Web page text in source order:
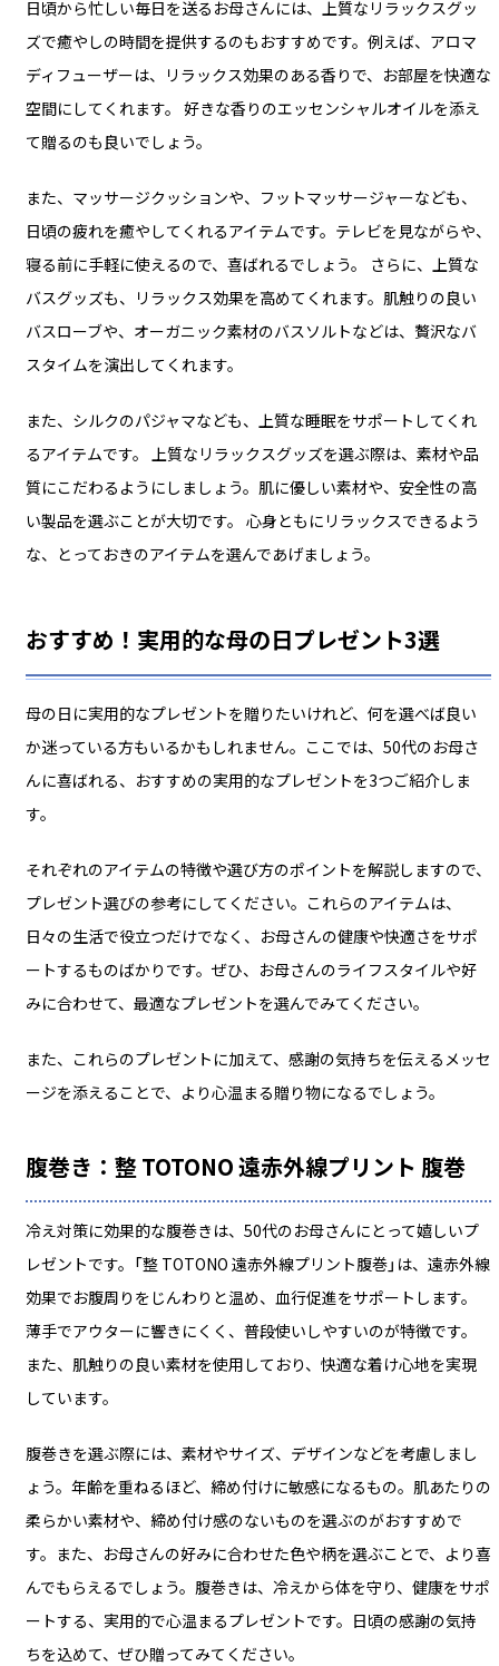
日頃から忙しい毎日を送るお母さんには、上質なリラックスグッ
ズで癒やしの時間を提供するのもおすすめです。例えば、アロマ
ディフューザーは、リラックス効果のある香りで、お部屋を快適な
空間にしてくれます。 好きな香りのエッセンシャルオイルを添え
て贈るのも良いでしょう。
また、マッサージクッションや、フットマッサージャーなども、
日頃の疲れを癒やしてくれるアイテムです。テレビを見ながらや、
寝る前に手軽に使えるので、喜ばれるでしょう。 さらに、上質な
バスグッズも、リラックス効果を高めてくれます。肌触りの良い
バスローブや、オーガニック素材のバスソルトなどは、贅沢なバ
スタイムを演出してくれます。
また、シルクのパジャマなども、上質な睡眠をサポートしてくれ
るアイテムです。 上質なリラックスグッズを選ぶ際は、素材や品
質にこだわるようにしましょう。肌に優しい素材や、安全性の高
い製品を選ぶことが大切です。 心身ともにリラックスできるよう
な、とっておきのアイテムを選んであげましょう。
おすすめ！実用的な母の日プレゼント3選
母の日に実用的なプレゼントを贈りたいけれど、何を選べば良い
か迷っている方もいるかもしれません。ここでは、50代のお母さ
んに喜ばれる、おすすめの実用的なプレゼントを3つご紹介しま
す。
それぞれのアイテムの特徴や選び方のポイントを解説しますので、
プレゼント選びの参考にしてください。これらのアイテムは、
日々の生活で役立つだけでなく、お母さんの健康や快適さをサポ
ートするものばかりです。ぜひ、お母さんのライフスタイルや好
みに合わせて、最適なプレゼントを選んでみてください。
また、これらのプレゼントに加えて、感謝の気持ちを伝えるメッセ
ージを添えることで、より心温まる贈り物になるでしょう。
腹巻き：整 TOTONO 遠赤外線プリント 腹巻
冷え対策に効果的な腹巻きは、50代のお母さんにとって嬉しいプ
レゼントです。「整 TOTONO 遠赤外線プリント腹巻」は、遠赤外線
効果でお腹周りをじんわりと温め、血行促進をサポートします。
薄手でアウターに響きにくく、普段使いしやすいのが特徴です。
また、肌触りの良い素材を使用しており、快適な着け心地を実現
しています。
腹巻きを選ぶ際には、素材やサイズ、デザインなどを考慮しまし
ょう。年齢を重ねるほど、締め付けに敏感になるもの。肌あたりの
柔らかい素材や、締め付け感のないものを選ぶのがおすすめで
す。また、お母さんの好みに合わせた色や柄を選ぶことで、より喜
んでもらえるでしょう。腹巻きは、冷えから体を守り、健康をサポ
ートする、実用的で心温まるプレゼントです。日頃の感謝の気持
ちを込めて、ぜひ贈ってみてください。